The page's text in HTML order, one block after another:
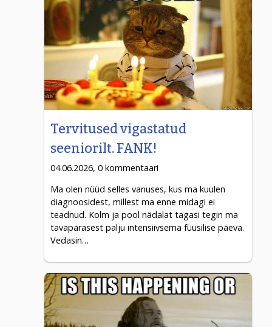
Tervitused vigastatud
seeniorilt. FANK!
04.06.2026, 0 kommentaari
Ma olen nüüd selles vanuses, kus ma kuulen
diagnoosidest, millest ma enne midagi ei
teadnud. Kolm ja pool nädalat tagasi tegin ma
tavapärasest palju intensiivsema füüsilise päeva.
Vedasin…